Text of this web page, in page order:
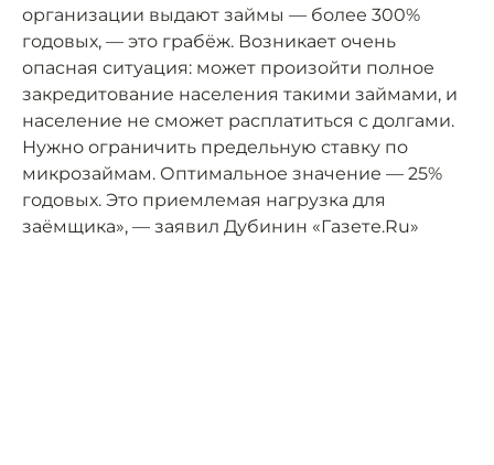
организации выдают займы — более 300%
годовых, — это грабёж. Возникает очень
опасная ситуация: может произойти полное
закредитование населения такими займами, и
население не сможет расплатиться с долгами.
Нужно ограничить предельную ставку по
микрозаймам. Оптимальное значение — 25%
годовых. Это приемлемая нагрузка для
заёмщика», — заявил Дубинин «Газете.Ru»